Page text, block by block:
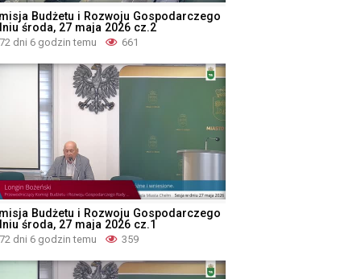
Budżetu i Rozwoju Gospodarczego
środa, 27 maja 2026 cz.2
72 dni 6 godzin temu 661
Budżetu i Rozwoju Gospodarczego
środa, 27 maja 2026 cz.1
72 dni 6 godzin temu 359